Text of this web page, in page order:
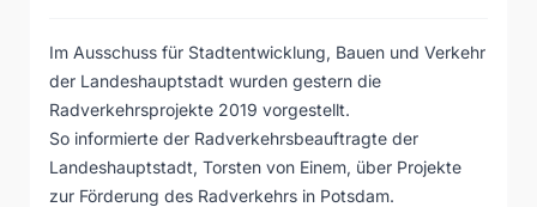
Im Ausschuss für Stadtentwicklung, Bauen und Verkehr
der Landeshauptstadt wurden gestern die
Radverkehrsprojekte 2019 vorgestellt.
So informierte der Radverkehrsbeauftragte der
Landeshauptstadt, Torsten von Einem, über Projekte
zur Förderung des Radverkehrs in Potsdam.